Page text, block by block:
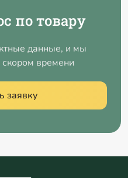
по товару
данные, и мы
времени
заявку